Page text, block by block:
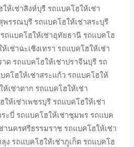
ห้เช่าสิงห์บุรี รถแบคโฮให้เช่า
พรรณบุรี รถแบคโฮให้เช่าสระบุรี
ถแบคโฮให้เช่าอุทัยธานี รถแบคโฮ
เช่าฉะเชิงเทรา รถแบคโฮให้เช่า
ด รถแบคโฮให้เช่าปราจีนบุรี รถ
คโฮให้เช่าสระแก้ว รถแบคโฮให้
เช่าตาก รถแบคโฮให้เช่า
ห้เช่าเพชรบุรี รถแบคโฮให้เช่า
ะบี่ รถแบคโฮให้เช่าชุมพร รถแบค
านครศรีธรรมราช รถแบคโฮให้เช่า
ง รถแบคโฮให้เช่าภูเก็ต รถแบคโฮ